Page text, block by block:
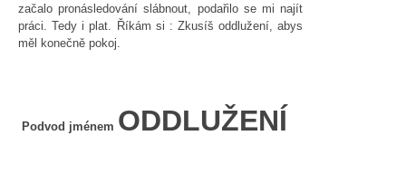
začalo pronásledování slábnout, podařilo se mi najít
práci. Tedy i plat. Říkám si : Zkusíš oddlužení, abys
měl konečně pokoj.
Podvod jménem ODDLUŽENÍ